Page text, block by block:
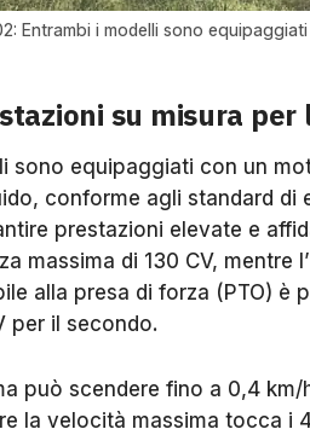
Entrambi i modelli sono
su misura per
sono equipaggiati con un
conforme agli standard di
prestazioni elevate e
massima di 130 CV, mentre
alla presa di forza (PTO) è
per il secondo.
può scendere fino a 0,4 km/
la velocità massima tocca i